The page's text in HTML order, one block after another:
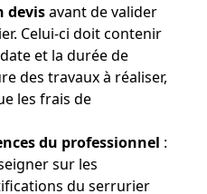
devisavant de valider
Celui-ci doit contenir
et la durée de
des travaux à réaliser,
les frais de
du professionnel :
sur les
du serrurier